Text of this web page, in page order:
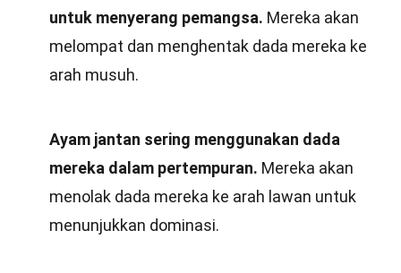
untuk menyerang pemangsa. Mereka akan
melompat dan menghentak dada mereka ke
arah musuh.
Ayam jantan sering menggunakan dada
mereka dalam pertempuran. Mereka akan
menolak dada mereka ke arah lawan untuk
menunjukkan dominasi.